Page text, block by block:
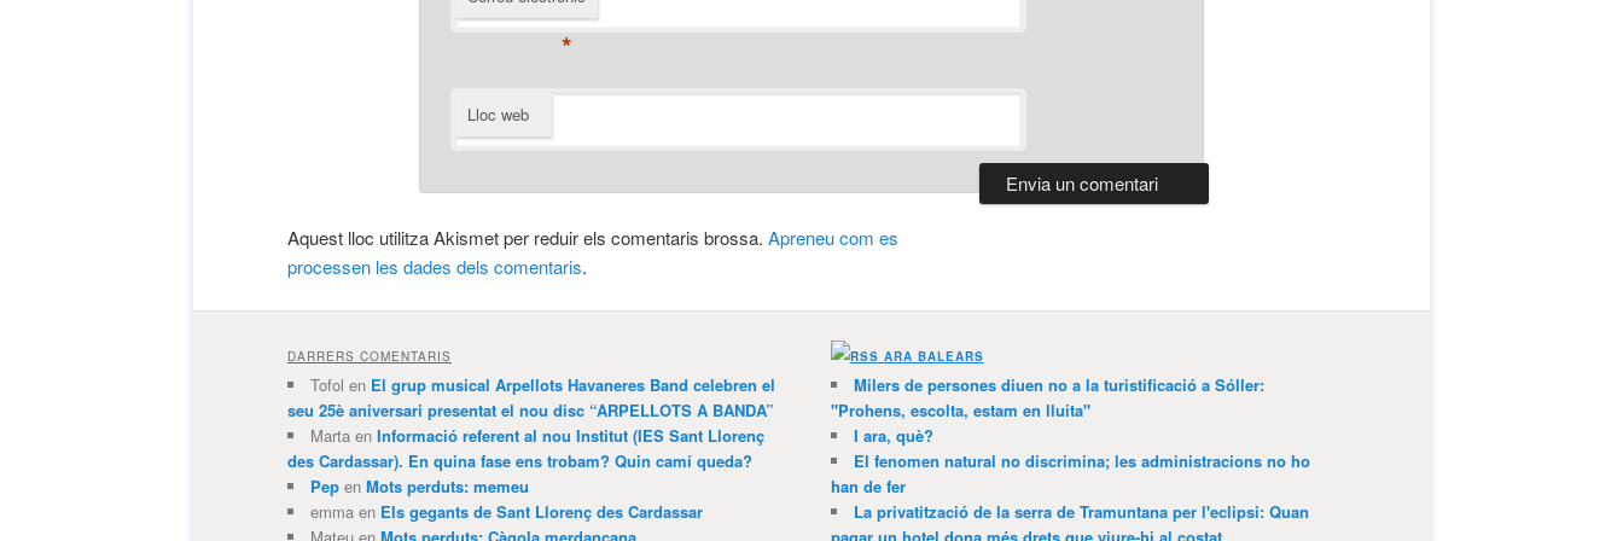
*
Lloc web
Aquest lloc utilitza Akismet per reduir els comentaris brossa. Apreneu com es
processen les dades dels comentaris.
DARRERS COMENTARIS
Tofol en El grup musical Arpellots Havaneres Band celebren el
seu 25è aniversari presentat el nou disc “ARPELLOTS A BANDA”
Martaen Informació referent al nou Institut (IES Sant Llorenç
des Cardassar). En quina fase ens trobam? Quin camí queda?
Pepen Mots perduts: memeu
emmaen Els gegants de Sant Llorenç des Cardassar
ARA BALEARS
Milers de persones diuen no a la turistificació a Sóller:
"Prohens, escolta, estam en lluita"
I ara, què?
El fenomen natural no discrimina; les administracions no ho
han de fer
La privatització de la serra de Tramuntana per l'eclipsi: Quan